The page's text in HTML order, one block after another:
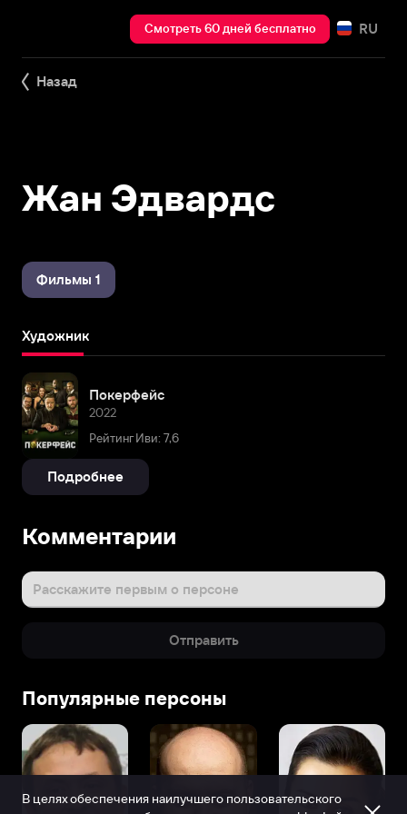
Смотреть 60 дней бесплатно RU
Назад
Жан Эдвардс
Фильмы 1
Художник
Покерфейс
2022
Рейтинг Иви: 7,6
Подробнее
Комментарии
Расскажите первым о персоне
Отправить
Популярные персоны
В целях обеспечения наилучшего пользовательского